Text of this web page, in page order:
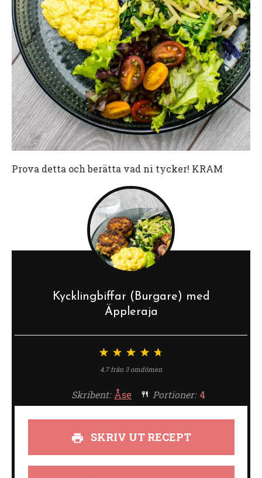
Prova detta och berätta vad ni tycker! KRAM
Kycklingbiffar (Burgare) med
Äppleraja
4
stjärnor
3
stjärnor
2
stjärnor
1
stjärna
4.7från 3omdömen
Skribent: Åse Portioner: 4
SKRIV UT RECEPT